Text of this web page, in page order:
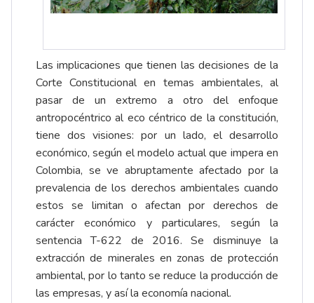
Las implicaciones que tienen las decisiones de la
Corte Constitucional en temas ambientales, al
pasar de un extremo a otro del enfoque
antropocéntrico al eco céntrico de la constitución,
tiene dos visiones: por un lado, el desarrollo
económico, según el modelo actual que impera en
Colombia, se ve abruptamente afectado por la
prevalencia de los derechos ambientales cuando
estos se limitan o afectan por derechos de
carácter económico y particulares, según la
sentencia T-622 de 2016. Se disminuye la
extracción de minerales en zonas de protección
ambiental, por lo tanto se reduce la producción de
las empresas, y así la economía nacional.